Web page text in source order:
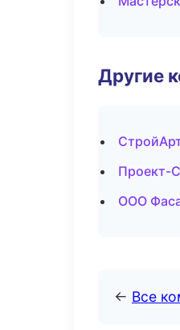
Другие
Проект-
ООО
← Все